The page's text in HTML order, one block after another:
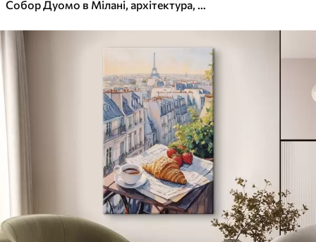
Собор Дуомо в Мілані, архітектура, місто, дощ, акварель, синій, сірий, люди йдуть